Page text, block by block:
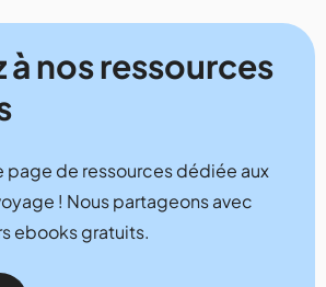
nos ressources
page de ressources dédiée aux
! Nous partageons avec
ebooks gratuits.